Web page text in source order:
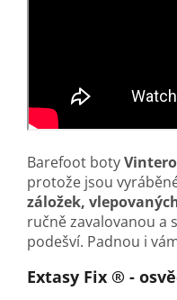
Barefoot botyVintero
protože jsou
záložek,
ručně zavalovanou a
podešví. Padnou i
Extasy Fix ® -